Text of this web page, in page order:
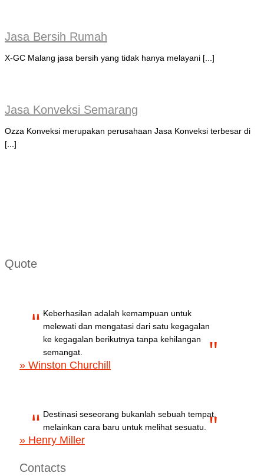
Jasa Bersih Rumah
X-GC Malang jasa bersih yang tidak hanya melayani [...]
Jasa Konveksi Semarang
Ozza Konveksi merupakan perusahaan Jasa Konveksi terbesar di
[...]
Quote
Keberhasilan adalah kemampuan untuk
melewati dan mengatasi dari satu kegagalan
ke kegagalan berikutnya tanpa kehilangan
semangat.
» Winston Churchill
Destinasi seseorang bukanlah sebuah tempat,
melainkan cara baru untuk melihat sesuatu.
» Henry Miller
Contacts